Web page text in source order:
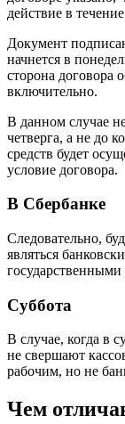
действие в
Документ
начнется в
сторона договора
включительно.
В данном случае
четверга, а не до
средств будет
условие договора.
В Сбербанке
Следовательно,
являться
Суббота
В случае, когда в
не свершают
рабочим, но не
Чем